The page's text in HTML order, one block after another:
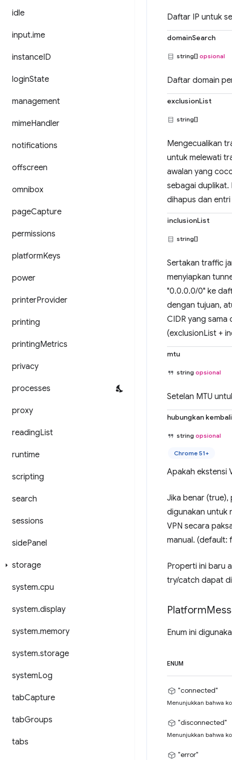
idle
input.ime
instanceID
loginState
management
mimeHandler
notifications
offscreen
omnibox
pageCapture
permissions
platformKeys
power
printerProvider
printing
printingMetrics
privacy
processes
proxy
readingList
runtime
scripting
search
sessions
sidePanel
storage
system.cpu
system.display
system.memory
system.storage
systemLog
tabCapture
tabGroups
tabs
Daftar IP untuk
domainSearch
string[] opsional
Daftar domain
exclusionList
string[]
Mengecualikan
untuk melewati
awalan yang
sebagai duplikat.
dihapus dan
inclusionList
string[]
Sertakan traffic
menyiapkan
"0.0.0.0/0" ke
dengan tujuan,
CIDR yang
(exclusionList +
mtu
string opsional
Setelan MTU
hubungkan kembali
string opsional
Chrome 51+
Apakah ekstensi
Jika benar (true),
digunakan untuk
VPN secara
manual. (default:
Properti ini baru
try/catch dapat
Platform
Enum ini
ENUM
"connected"
Menunjukkan bahwa
"disconnected"
Menunjukkan bahwa
"error"